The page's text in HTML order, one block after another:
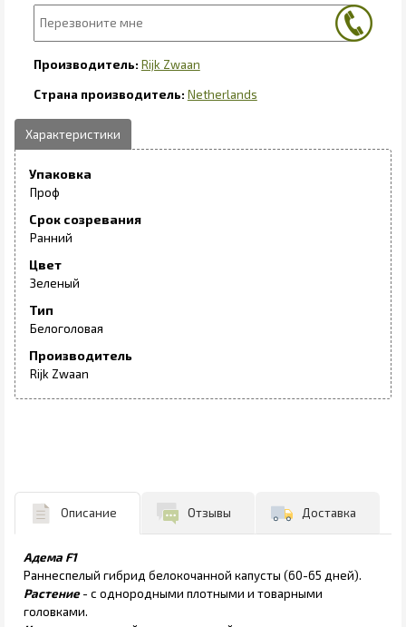
Rijk Zwaan
Netherlands
Упаковка
Проф
Срок созревания
Ранний
Цвет
Зеленый
Тип
Белоголовая
Производитель
Rijk Zwaan
Описание Отзывы Доставка
Адема F1
Раннеспелый гибрид белокочанной капусты (60-65 дней).
Растение- с однородными плотными и товарными
головками.